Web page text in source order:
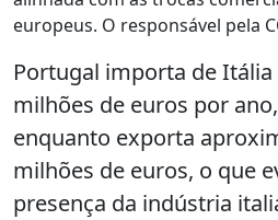
europeus. O responsável pela
Portugal importa de
milhões de euros por
enquanto exporta
milhões de euros, o que
presença da indústria